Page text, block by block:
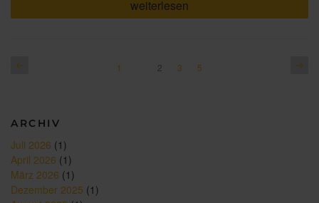
„Zetra
–
Außenjalousien
weiterlesen
Seitennummerierung
Seite
1 2 Seite
3 Seite
5
ARCHIV
Juli 2026 (1)
April 2026 (1)
März 2026 (1)
Dezember 2025 (1)